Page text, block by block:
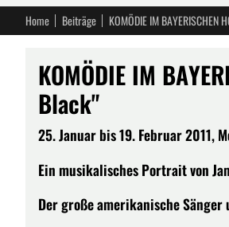
Home Beiträge KOMÖDIE IM BAYERISCHEN
KOMÖDIE IM
Black"
25. Januar bis 19. Februar 2011,
Ein musikalisches Portrait von
Der große amerikanische